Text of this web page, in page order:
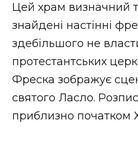
Цей храм визначний
знайдені настінні
здебільшого не
протестантських
Фреска зображує
святого Ласло.
приблизно початком